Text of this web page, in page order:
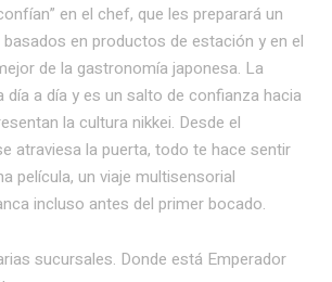
en el chef, que les preparará un
en productos de estación y en el
de la gastronomía japonesa. La
día a día y es un salto de confianza hacia
la cultura nikkei. Desde el
atraviesa la puerta, todo te hace sentir
película, un viaje multisensorial
incluso antes del primer bocado.
sucursales. Donde está Emperador